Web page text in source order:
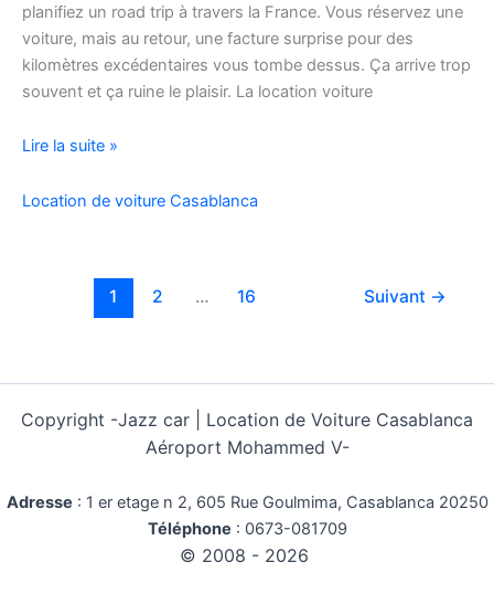
planifiez un road trip à travers la France. Vous réservez une
voiture, mais au retour, une facture surprise pour des
kilomètres excédentaires vous tombe dessus. Ça arrive trop
souvent et ça ruine le plaisir. La location voiture
Location
Pas
Lire la suite »
Location de voiture Casablanca
1 2 … 16 Suivant →
Copyright -Jazz car | Location de Voiture Casablanca
Aéroport Mohammed V-
Adresse : 1 er etage n 2, 605 Rue Goulmima, Casablanca 20250
Téléphone : 0673-081709
© 2008 - 2026